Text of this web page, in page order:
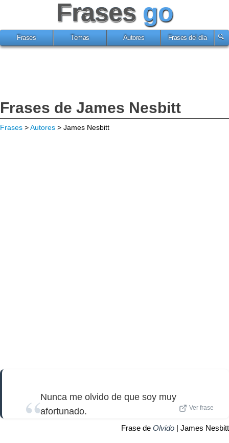
Frases go
Frases Temas Autores Frases del día
Frases de James Nesbitt
Frases >Autores > James Nesbitt
Nunca me olvido de que soy muy
afortunado.
Ver frase
Frase de Olvido | James Nesbitt